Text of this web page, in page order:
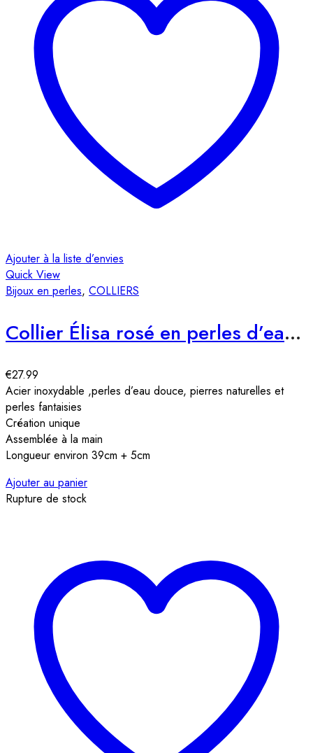
Ajouter à la liste d’envies
Quick View
Bijoux en perles, COLLIERS
Collier Élisa rosé en perles d’eau douce
€27.99
Acier inoxydable ,perles d’eau douce, pierres naturelles et
perles fantaisies
Création unique
Assemblée à la main
Longueur environ 39cm + 5cm
Ajouter au panier
Rupture de stock